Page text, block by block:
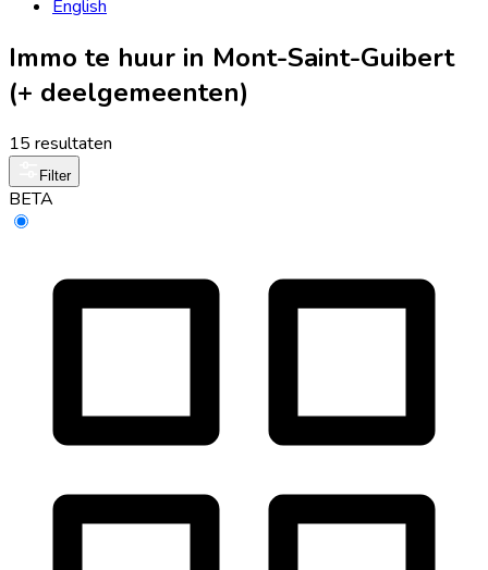
English
Immo te huur in Mont-Saint-Guibert
(+ deelgemeenten)
15 resultaten
Filter
BETA